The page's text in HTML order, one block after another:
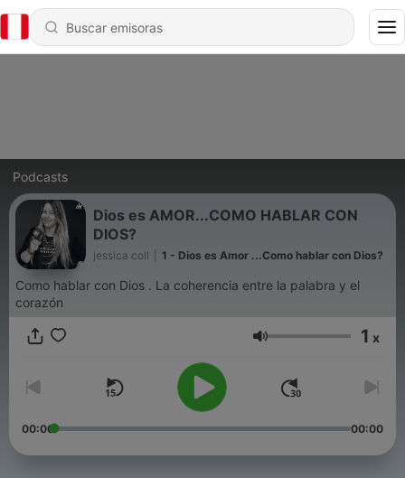
Podcasts
Dios es AMOR...COMO HABLAR CON
DIOS?
jessica coll 1 - Dios es Amor ...Como hablar con Dios?
Como hablar con Dios . La coherencia entre la palabra y el
corazón
Volumen 1 x
00:00 00:00